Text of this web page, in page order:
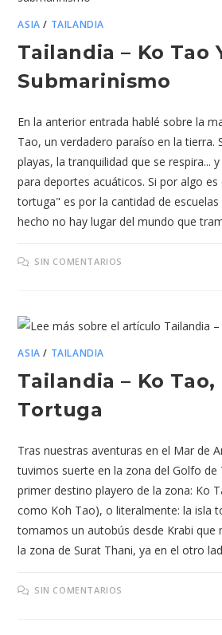
ASIA / TAILANDIA
Tailandia – Ko Tao
Submarinismo
En la anterior entrada hablé sobre la
Tao, un verdadero paraíso en la tierra.
playas, la tranquilidad que se respira...
para deportes acuáticos. Si por algo
tortuga" es por la cantidad de
hecho no hay lugar del mundo que
SIN COMENTARIOS
ASIA / TAILANDIA
Tailandia – Ko Tao,
Tortuga
Tras nuestras aventuras en el Mar de
tuvimos suerte en la zona del Golfo de
primer destino playero de la zona: Ko
como Koh Tao), o literalmente: la isla
tomamos un autobús desde Krabi que
la zona de Surat Thani, ya en el otro
SIN COMENTARIOS